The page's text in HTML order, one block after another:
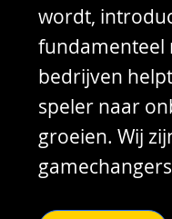
wordt,
fundamenteel
bedrijven
speler naar
groeien. Wij